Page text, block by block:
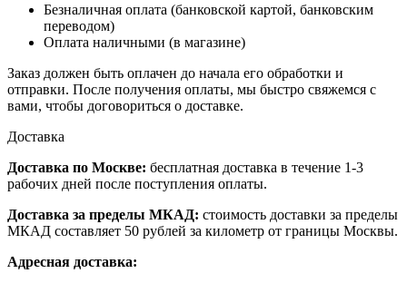
Безналичная оплата (банковской картой, банковским
переводом)
Оплата наличными (в магазине)
Заказ должен быть оплачен до начала его обработки и
отправки. После получения оплаты, мы быстро свяжемся с
вами, чтобы договориться о доставке.
Доставка
Доставка по Москве: бесплатная доставка в течение 1-3
рабочих дней после поступления оплаты.
Доставка за пределы МКАД: стоимость доставки за пределы
МКАД составляет 50 рублей за километр от границы Москвы.
Адресная доставка: